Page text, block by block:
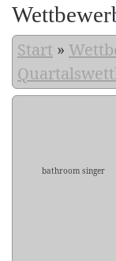
Start »
bathroom singer